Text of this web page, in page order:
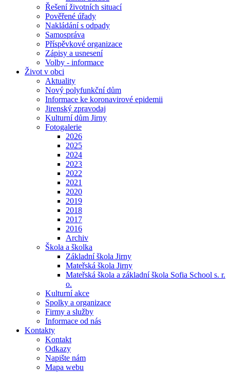
Řešení životních situací
Pověřené úřady
Nakládání s odpady
Samospráva
Příspěvkové organizace
Zápisy a usnesení
Volby - informace
Život v obci
Aktuality
Nový polyfunkční dům
Informace ke koronavirové epidemii
Jirenský zpravodaj
Kulturní dům Jirny
Fotogalerie
2026
2025
2024
2023
2022
2021
2020
2019
2018
2017
2016
Archiv
Škola a školka
Základní škola Jirny
Mateřská škola Jirny
Mateřská škola a základní škola Sofia School s. r.
o.
Kulturní akce
Spolky a organizace
Firmy a služby
Informace od nás
Kontakty
Kontakt
Odkazy
Napište nám
Mapa webu